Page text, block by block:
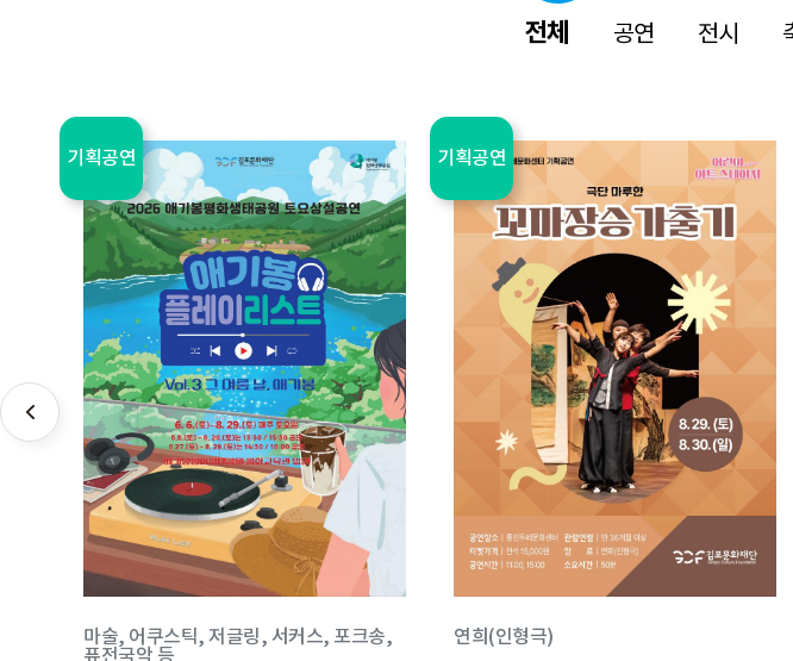
전체
기획공연
마술, 어쿠스틱, 저글링, 서커스, 포크송,
퓨전국악 등
기획공연
연희(인형극)
공연
기획공연
연희(인형극)
기획공연
대중음악
전시
전시
설치
전시
회화
교육
[미*만끽(滿噄)]
교육
모담도담 예술 한옥 나들이
체험
통진별빛음악야행 | K-POP